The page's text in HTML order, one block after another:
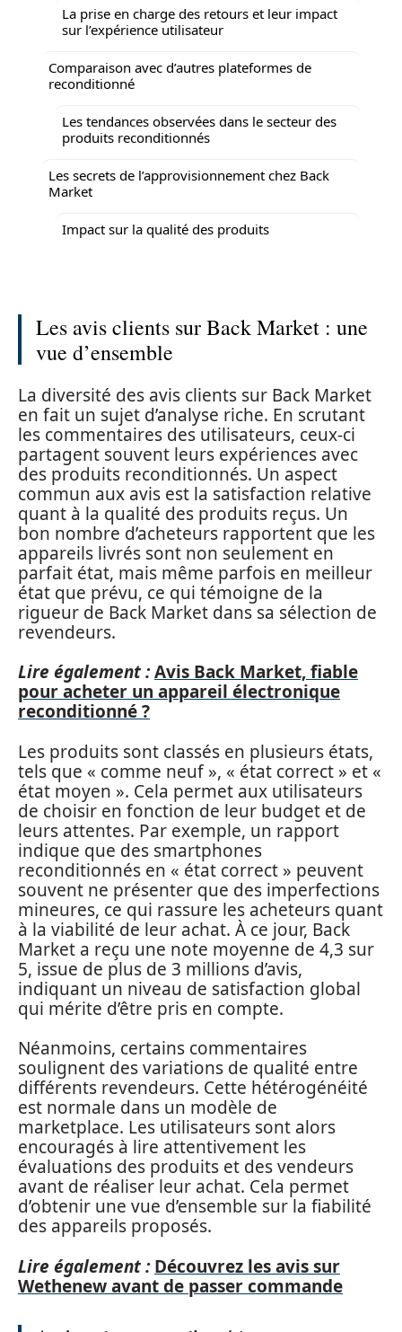
La prise en charge des retours et leur impact
sur l’expérience utilisateur
Comparaison avec d’autres plateformes de
reconditionné
Les tendances observées dans le secteur des
produits reconditionnés
Les secrets de l’approvisionnement chez Back
Market
Impact sur la qualité des produits
Les avis clients sur Back Market : une
vue d’ensemble
La diversité des avis clients sur Back Market
en fait un sujet d’analyse riche. En scrutant
les commentaires des utilisateurs, ceux-ci
partagent souvent leurs expériences avec
des produits reconditionnés. Un aspect
commun aux avis est la satisfaction relative
quant à la qualité des produits reçus. Un
bon nombre d’acheteurs rapportent que les
appareils livrés sont non seulement en
parfait état, mais même parfois en meilleur
état que prévu, ce qui témoigne de la
rigueur de Back Market dans sa sélection de
revendeurs.
Lire également :Avis Back Market, fiable
pour acheter un appareil électronique
reconditionné ?
Les produits sont classés en plusieurs états,
tels que « comme neuf », « état correct » et «
état moyen ». Cela permet aux utilisateurs
de choisir en fonction de leur budget et de
leurs attentes. Par exemple, un rapport
indique que des smartphones
reconditionnés en « état correct » peuvent
souvent ne présenter que des imperfections
mineures, ce qui rassure les acheteurs quant
à la viabilité de leur achat. À ce jour, Back
Market a reçu une note moyenne de 4,3 sur
5, issue de plus de 3 millions d’avis,
indiquant un niveau de satisfaction global
qui mérite d’être pris en compte.
Néanmoins, certains commentaires
soulignent des variations de qualité entre
différents revendeurs. Cette hétérogénéité
est normale dans un modèle de
marketplace. Les utilisateurs sont alors
encouragés à lire attentivement les
évaluations des produits et des vendeurs
avant de réaliser leur achat. Cela permet
d’obtenir une vue d’ensemble sur la fiabilité
des appareils proposés.
Lire également : Découvrez les avis sur
Wethenew avant de passer commande